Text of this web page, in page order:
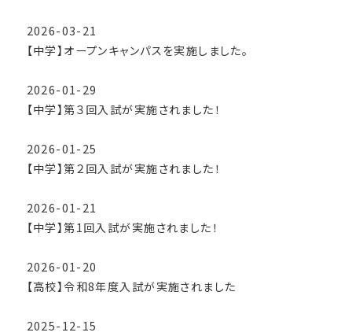
2026-03-21
【中学】オープンキャンパスを実施しました。
2026-01-29
【中学】第３回入試が実施されました！
2026-01-25
【中学】第２回入試が実施されました！
2026-01-21
【中学】第1回入試が実施されました！
2026-01-20
【高校】令和8年度入試が実施されました
2025-12-15